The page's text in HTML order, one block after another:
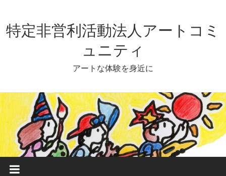
content
特定非営利活動法人アートコミ
ュニティ
アートな体験を身近に